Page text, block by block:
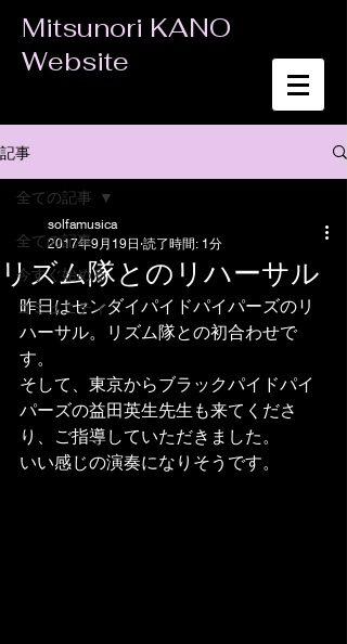
Mitsunori KANO
Website
記事
全ての記事
今すぐ始める
コミュニティ
全ての記事
リズム隊とのリハーサル
solfamusica
2017年9月19日 読了時間: 1分
昨日はセンダイパイドパイパーズのリ
ハーサル。リズム隊との初合わせで
す。
そして、東京からブラックパイドパイ
パーズの益田英生先生も来てくださ
り、ご指導していただきました。
いい感じの演奏になりそうです。